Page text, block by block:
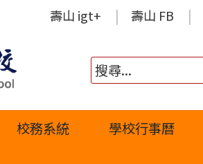
壽山 igt+ 壽山 FB
校務系統 學校行事曆